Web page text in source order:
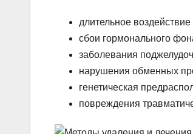
длительное
сбои гормонального
заболевания
нарушения обменных
генетическая
повреждения